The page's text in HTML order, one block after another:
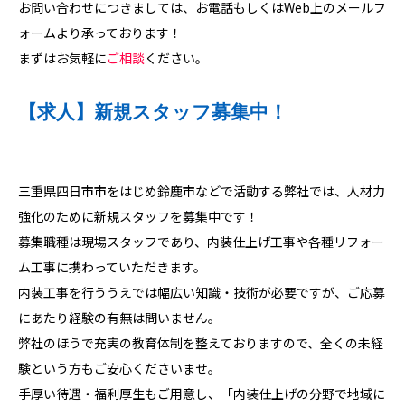
お問い合わせにつきましては、お電話もしくはWeb上のメールフ
ォームより承っております！
まずはお気軽にご相談 ください。
【求人】新規スタッフ募集中！
三重県四日市市をはじめ鈴鹿市などで活動する弊社では、人材力
強化のために新規スタッフを募集中です！
募集職種は現場スタッフであり、内装仕上げ工事や各種リフォー
ム工事に携わっていただきます。
内装工事を行ううえでは幅広い知識・技術が必要ですが、ご応募
にあたり経験の有無は問いません。
弊社のほうで充実の教育体制を整えておりますので、全くの未経
験という方もご安心くださいませ。
手厚い待遇・福利厚生もご用意し、「内装仕上げの分野で地域に